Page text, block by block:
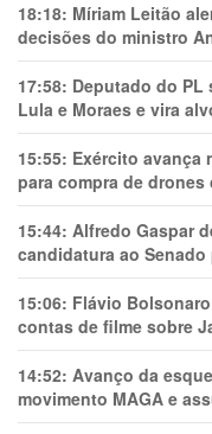
18:18: Míriam Leitão
decisões do ministro
17:58: Deputado do PL
Lula e Moraes e vira
15:55: Exército avança
para compra de drones
15:44: Alfredo Gaspar
candidatura ao
15:06: Flávio Bolsonaro
contas de filme sobre
14:52: Avanço da
movimento MAGA e